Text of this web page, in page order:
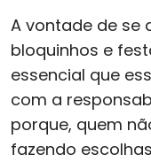
A vontade de se
bloquinhos e
essencial que
com a
porque, quem
fazendo